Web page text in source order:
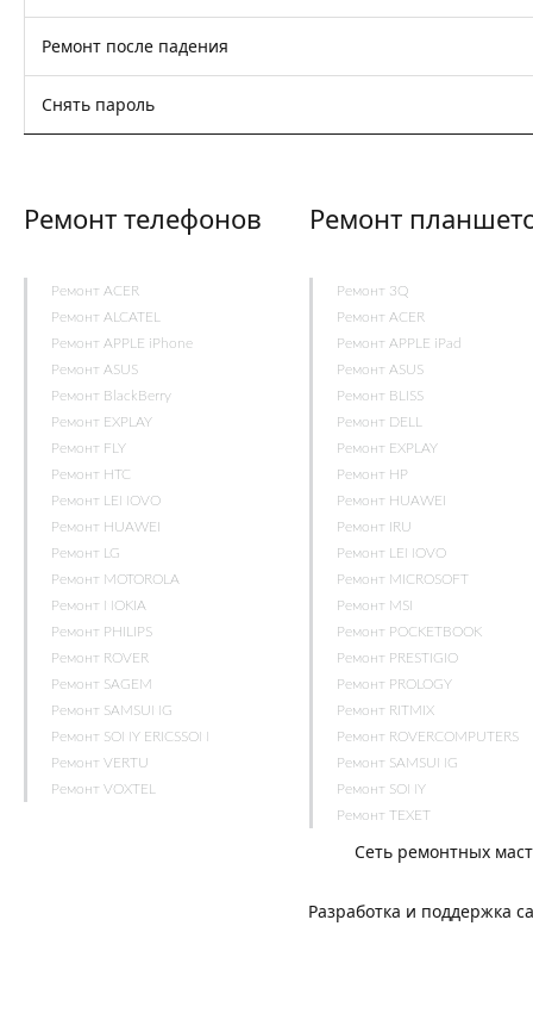
Ремонт после падения
Снять пароль
Ремонт телефонов
Ремонт ACER
Ремонт ALCATEL
Ремонт APPLE iPhone
Ремонт ASUS
Ремонт BlackBerry
Ремонт EXPLAY
Ремонт FLY
Ремонт HTC
Ремонт LENOVO
Ремонт HUAWEI
Ремонт LG
Ремонт MOTOROLA
Ремонт NOKIA
Ремонт PHILIPS
Ремонт ROVER
Ремонт SAGEM
Ремонт SAMSUNG
Ремонт SONY ERICSSON
Ремонт VERTU
Ремонт VOXTEL
Ремонт
Ремонт 3Q
Ремонт ACER
Ремонт APPLE iPad
Ремонт ASUS
Ремонт BLISS
Ремонт DELL
Ремонт EXPLAY
Ремонт HP
Ремонт HUAWEI
Ремонт IRU
Ремонт LENOVO
Ремонт MICROSOFT
Ремонт MSI
Ремонт POCKETBOOK
Ремонт PRESTIGIO
Ремонт PROLOGY
Ремонт RITMIX
Ремонт ROVERCOMPUTERS
Ремонт SAMSUNG
Ремонт SONY
Ремонт TEXET
Сеть ремонтных
Разработка и поддержка